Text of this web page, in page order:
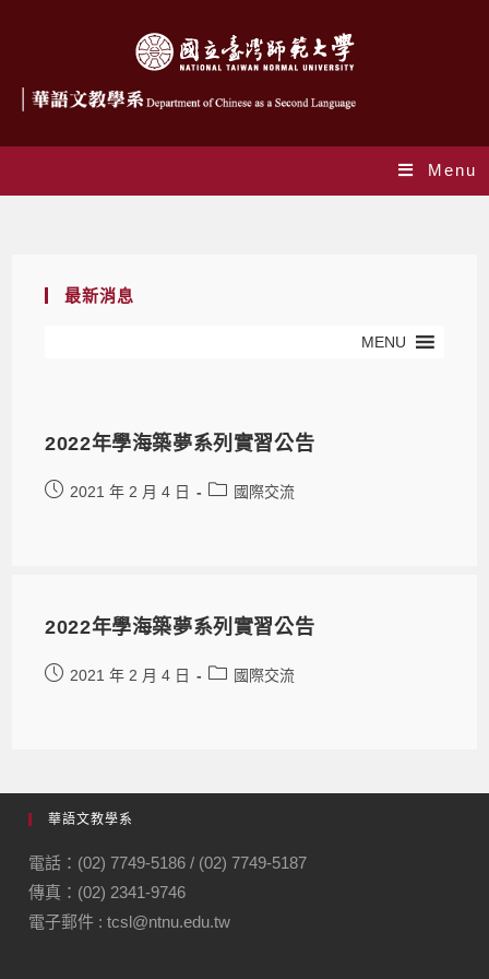
Menu
最新消息
MENU
2022年學海築夢系列實習公告
2021 年 2 月 4 日 國際交流
2022年學海築夢系列實習公告
2021 年 2 月 4 日 國際交流
華語文教學系
電話：(02) 7749-5186 / (02) 7749-5187
傳真：(02) 2341-9746
電子郵件 : tcsl@ntnu.edu.tw